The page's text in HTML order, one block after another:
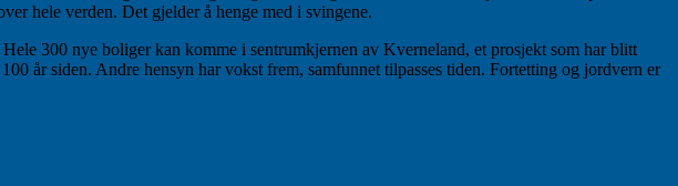
hele verden. Det gjelder å henge med i svingene.
300 nye boliger kan komme i sentrumkjernen av Kverneland, et prosjekt som har blitt
år siden. Andre hensyn har vokst frem, samfunnet tilpasses tiden. Fortetting og jordvern er